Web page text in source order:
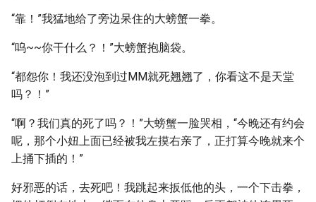
“靠！”我猛地给了旁边呆住的大螃蟹一拳。
“呜~~你干什么？！”大螃蟹抱脑袋。
“都怨你！我还没泡到过MM就死翘翘了，你看这不是天堂
吗？！”
“啊？我们真的死了吗？！”大螃蟹一脸哭相，“今晚还有约会
呢，那个小妞上面已经被我左摸右亲了，正打算今晚就来个
上捅下插的！”
好邪恶的话，去死吧！我跳起来扳低他的头，一个下击拳，